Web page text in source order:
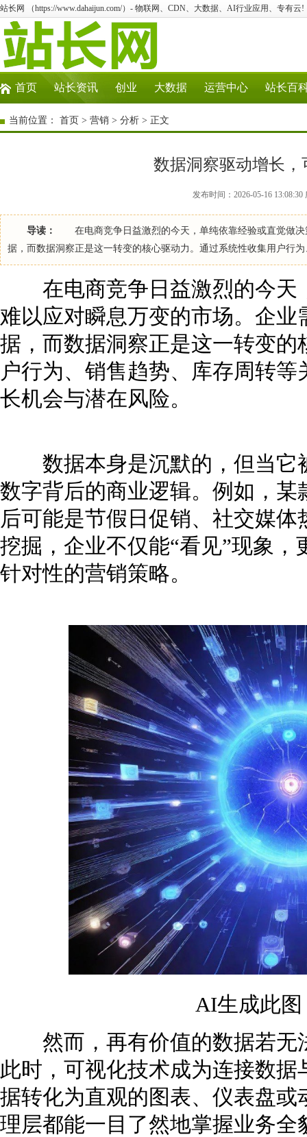
站长网 （https://www.dahaijun.com/）- 物联网、CDN、大数据、AI行业应用、专有云!
首页 站长资讯 创业 大数据 运营中心 站长百
当前位置： 首页 > 营销 > 分析 > 正文
数据洞察驱动增长
发布时间：2026-05-16
导读：
在电商竞争日益激烈的今天，单纯依靠经验或直觉做决
据，而数据洞察正是这一转变的核心驱动力。通过系统性收集用户行
在电商竞争日益激烈的今天
难以应对瞬息万变的市场。企
据，而数据洞察正是这一转变
户行为、销售趋势、库存周转
长机会与潜在风险。
数据本身是沉默的，但当它
数字背后的商业逻辑。例如，
后可能是节假日促销、社交媒
挖掘，企业不仅能“看见”现象
针对性的营销策略。
AI生成此
然而，再有价值的数据若无
此时，可视化技术成为连接数
据转化为直观的图表、仪表盘
理层都能一目了然地掌握业务